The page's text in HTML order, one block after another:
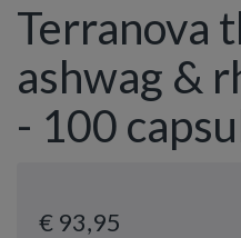
Terranova
ashwag &
- 100
€ 93,95